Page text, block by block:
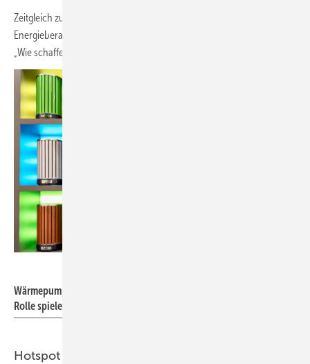
Zeitgleich zur ISH findet am 14. März 2023 der Deutsche
Energieberatertag statt. Der Nachmittag steht unter der Überschrift:
„Wie schaffen wir es, die 65-Prozent-EE-Vorgabe umzusetzen?“
Wärmepumpen werden im Bereich ISH Energy eine dominierende
Rolle spielen.
Hotspot Indoor-Air